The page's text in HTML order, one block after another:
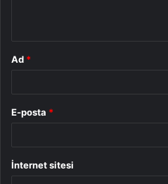
Ad *
E-posta *
İnternet sitesi